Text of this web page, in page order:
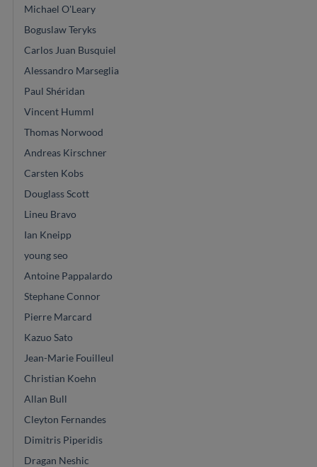
Michael O'Leary
Boguslaw Teryks
Carlos Juan Busquiel
Alessandro Marseglia
Paul Shéridan
Vincent Humml
Thomas Norwood
Andreas Kirschner
Carsten Kobs
Douglass Scott
Lineu Bravo
Ian Kneipp
young seo
Antoine Pappalardo
Stephane Connor
Pierre Marcard
Kazuo Sato
Jean-Marie Fouilleul
Christian Koehn
Allan Bull
Cleyton Fernandes
Dimitris Piperidis
Dragan Neshic